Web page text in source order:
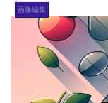
画像編集